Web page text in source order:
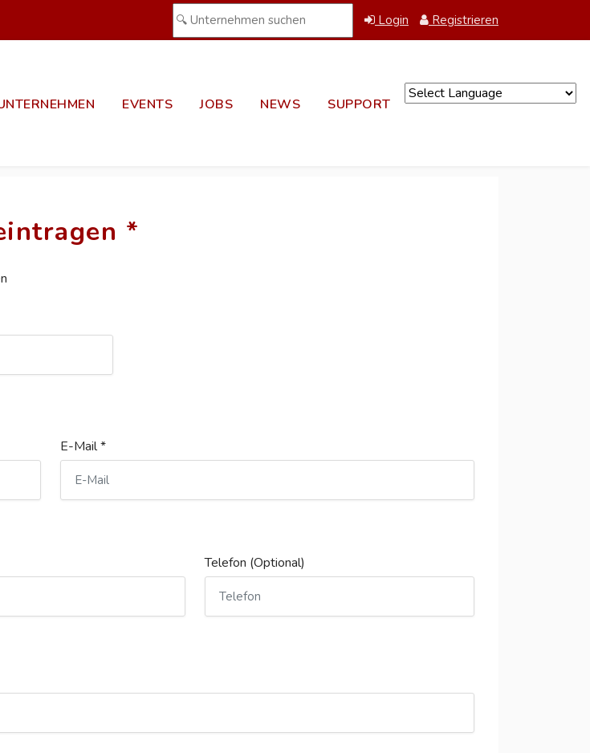
Login Registrieren
EVENTS JOBS NEWS SUPPORT
*
E-Mail *
Telefon (Optional)